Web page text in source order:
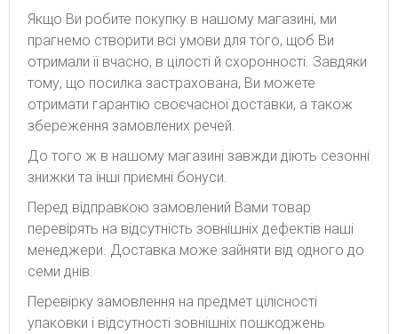
Якщо Ви робите покупку в нашому магазині, ми
прагнемо створити всі умови для того, щоб Ви
отримали її вчасно, в цілості й схоронності. Завдяки
тому, що посилка застрахована, Ви можете
отримати гарантію своєчасної доставки, а також
збереження замовлених речей.
До того ж в нашому магазині завжди діють сезонні
знижки та інші приємні бонуси.
Перед відправкою замовлений Вами товар
перевірять на відсутність зовнішніх дефектів наші
менеджери. Доставка може зайняти від одного до
семи днів.
Перевірку замовлення на предмет цілісності
упаковки і відсутності зовнішніх пошкоджень